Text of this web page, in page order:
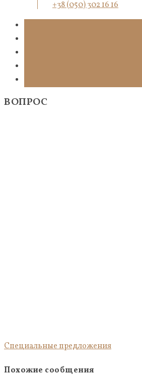
+38 (050) 302 16 16
ВОПРОС
Специальные предложения
Похожие сообщения